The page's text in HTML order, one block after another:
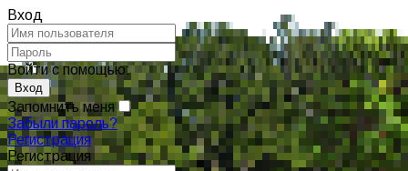
Вход
Войти с помощью:
Запомнить меня
Забыли пароль?
Регистрация
Регистрация